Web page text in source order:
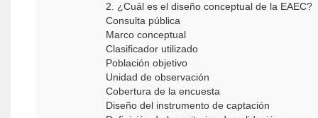
2. ¿Cuál es el diseño conceptual de la EAEC?
Consulta pública
Marco conceptual
Clasificador utilizado
Población objetivo
Unidad de observación
Cobertura de la encuesta
Diseño del instrumento de captación